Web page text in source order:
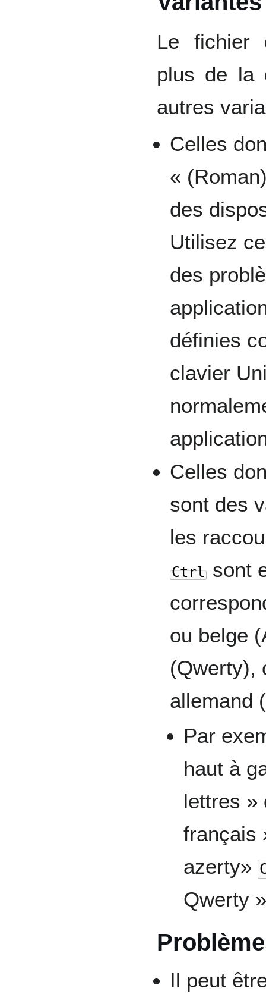
Le fichier
plus de la
autres
Celles
«
des
Utilisez
des
définies
clavier
Celles
sont des
les
Ctrl sont
ou belge
(Qwerty),
allemand
Par
haut à
lettres »
français
azerty»
Qwerty
Il peut